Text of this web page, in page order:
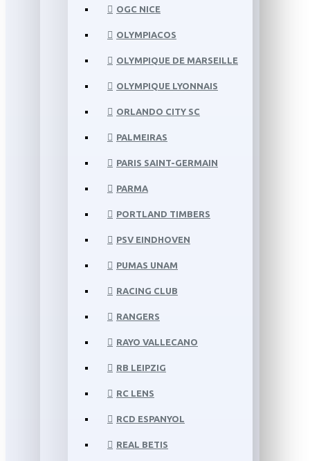
OGC NICE
OLYMPIACOS
OLYMPIQUE DE MARSEILLE
OLYMPIQUE LYONNAIS
ORLANDO CITY SC
PALMEIRAS
PARIS SAINT-GERMAIN
PARMA
PORTLAND TIMBERS
PSV EINDHOVEN
PUMAS UNAM
RACING CLUB
RANGERS
RAYO VALLECANO
RB LEIPZIG
RC LENS
RCD ESPANYOL
REAL BETIS